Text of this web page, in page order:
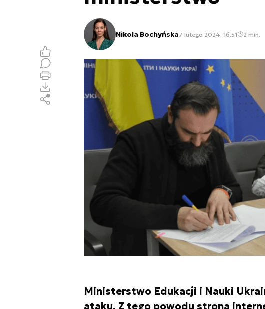
Nikola Bochyńska7 lutego 2024, 16:51 2 min.
Ministerstwo Edukacji i Nauki
ataku. Z tego powodu strona